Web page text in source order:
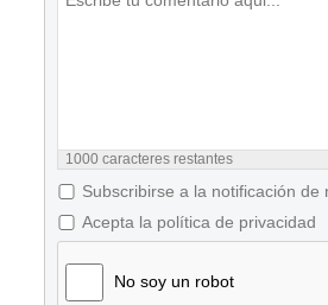
1000 caracteres restantes
Subscribirse a la notificación de
Acepta la política de privacidad
No soy un robot